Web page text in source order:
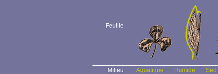
Feuille
Milieu Aquatique Humide
Sec